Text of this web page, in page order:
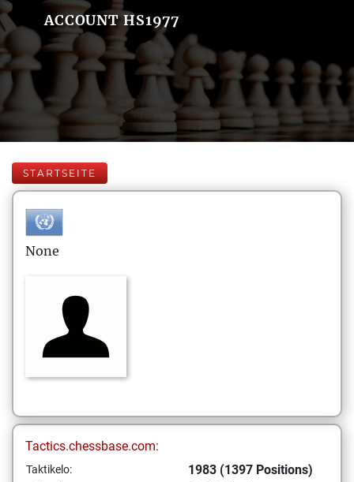
ACCOUNT HS1977
STARTSEITE
None
Tactics.chessbase.com:
Taktikelo: 1983 (1397 Positions)